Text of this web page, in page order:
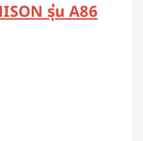
รุ่น A86